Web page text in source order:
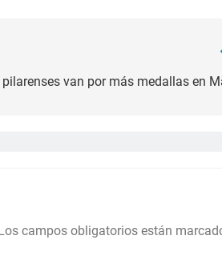
van por más medallas en
Los campos obligatorios están